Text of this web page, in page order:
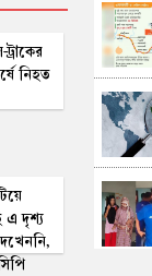
নিহত
এ দৃশ্য